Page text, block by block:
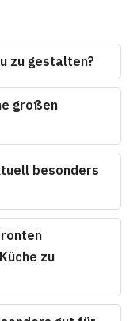
zu gestalten?
großen
besonders
zu